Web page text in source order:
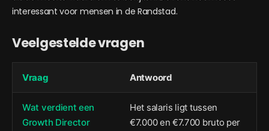
interessant voor mensen in de Randstad.
Veelgestelde vragen
Vraag Antwoord
Wat verdient een
Growth Director
Het salaris ligt tussen
€7.000 en €7.700 bruto per